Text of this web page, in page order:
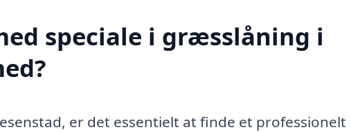
speciale i græsslåning i
er det essentielt at finde et professionelt